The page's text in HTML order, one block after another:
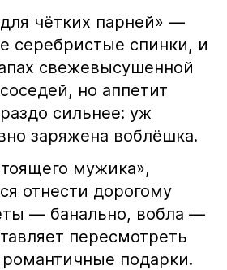
чётких парней» —
серебристые спинки, и
свежевысушенной
но аппетит
сильнее: уж
заряжена воблёшка.
мужика»,
отнести дорогому
— банально, вобла —
пересмотреть
романтичные подарки.